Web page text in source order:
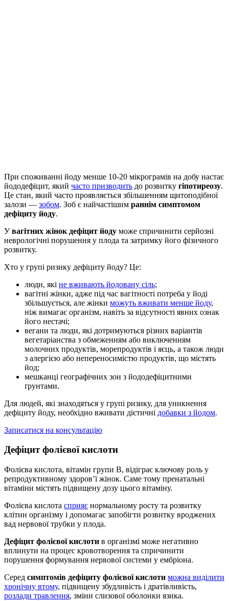
При споживанні йоду менше 10-20 мікрограмів на добу настає
йододефіцит, який часто призводить до розвитку гіпотиреозу.
Це стан, який часто проявляється збільшенням щитоподібної
залози — зобом. Зоб є найчастішим раннім симптомом
дефіциту йоду.
Увагітних жінок дефіцит йоду може спричинити серйозні
неврологічні порушення у плода та затримку його фізичного
розвитку.
Хто у групі ризику дефіциту йоду? Це:
люди, які не вживають йодовану сіль;
вагітні жінки, адже під час вагітності потреба у йоді
збільшується, але жінки можуть вживати менше йоду,
ніж вимагає організм, навіть за відсутності явних ознак
його нестачі;
вегани та люди, які дотримуються різних варіантів
вегетаріанства з обмеженням або виключенням
молочних продуктів, морепродуктів і яєць, а також люди
з алергією або непереносимістю продуктів, що містять
йод;
мешканці географічних зон з йододефіцитними
ґрунтами.
Для людей, які знаходяться у групі ризику, для уникнення
дефіциту йоду, необхідно вживати дієтичні добавки з йодом.
Записатися на консультацію
Дефіцит фолієвої кислоти
Фолієва кислота, вітамін групи В, відіграє ключову роль у
репродуктивному здоров’ї жінок. Саме тому пренатальні
вітаміни містять підвищену дозу цього вітаміну.
Фолієва кислота сприяє нормальному росту та розвитку
клітин організму і допомагає запобігти розвитку вроджених
вад нервової трубки у плода.
Дефіцит фолієвої кислоти в організмі може негативно
вплинути на процес кровотворення та спричинити
порушення формування нервової системи у ембріона.
Серед симптомів дефіциту фолієвої кислоти можна виділити
хронічну втому, підвищену збудливість і дратівливість,
розлади травлення, зміни слизової оболонки язика.